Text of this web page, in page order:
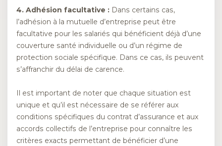
4. Adhésion facultative : Dans certains cas,
l’adhésion à la mutuelle d’entreprise peut être
facultative pour les salariés qui bénéficient déjà d’une
couverture santé individuelle ou d’un régime de
protection sociale spécifique. Dans ce cas, ils peuvent
s’affranchir du délai de carence.
Il est important de noter que chaque situation est
unique et qu’il est nécessaire de se référer aux
conditions spécifiques du contrat d’assurance et aux
accords collectifs de l’entreprise pour connaître les
critères exacts permettant de bénéficier d’une